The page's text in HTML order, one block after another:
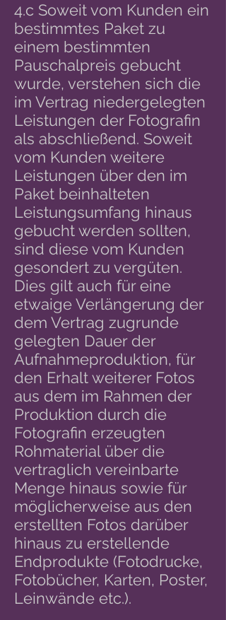
4.c Soweit vom Kunden ein
bestimmtes Paket zu
einem bestimmten
Pauschalpreis gebucht
wurde, verstehen sich die
im Vertrag niedergelegten
Leistungen der Fotografin
als abschließend. Soweit
vom Kunden weitere
Leistungen über den im
Paket beinhalteten
Leistungsumfang hinaus
gebucht werden sollten,
sind diese vom Kunden
gesondert zu vergüten.
Dies gilt auch für eine
etwaige Verlängerung der
dem Vertrag zugrunde
gelegten Dauer der
Aufnahmeproduktion, für
den Erhalt weiterer Fotos
aus dem im Rahmen der
Produktion durch die
Fotografin erzeugten
Rohmaterial über die
vertraglich vereinbarte
Menge hinaus sowie für
möglicherweise aus den
erstellten Fotos darüber
hinaus zu erstellende
Endprodukte (Fotodrucke,
Fotobücher, Karten, Poster,
Leinwände etc.).